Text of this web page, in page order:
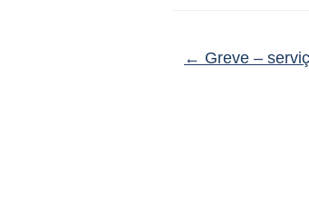
← Greve –